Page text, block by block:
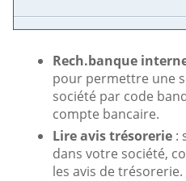
Rech.banque
pour permettre une
société par code
compte bancaire.
Lire avis trésorerie :
dans votre société,
les avis de trésorerie.